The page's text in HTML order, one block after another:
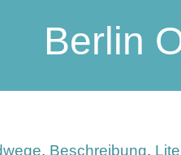
Berlin
, Beschreibung,